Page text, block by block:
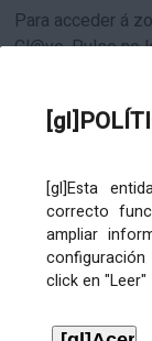
[gl]Esta
correcto
ampliar
click en "Leer"
Para acceder á
Cl@ve. Pulse no